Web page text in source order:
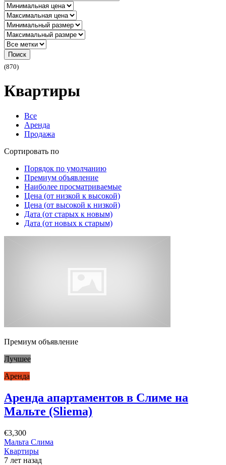
Поиск
(870)
Квартиры
Все
Аренда
Продажа
Сортировать по
Порядок по умолчанию
Премиум объявление
Наиболее просматриваемые
Цена (от низкой к высокой)
Цена (от высокой к низкой)
Дата (от старых к новым)
Дата (от новых к старым)
Премиум объявление
Лучшее
Аренда
Аренда апартаментов в Слиме на
Мальте (Sliema)
€3,300
Мальта Слима
Квартиры
7 лет назад